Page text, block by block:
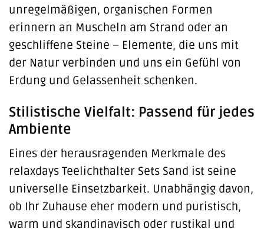
unregelmäßigen, organischen Formen
erinnern an Muscheln am Strand oder an
geschliffene Steine – Elemente, die uns mit
der Natur verbinden und uns ein Gefühl von
Erdung und Gelassenheit schenken.
Stilistische Vielfalt: Passend für jedes
Ambiente
Eines der herausragenden Merkmale des
relaxdays Teelichthalter Sets Sand ist seine
universelle Einsetzbarkeit. Unabhängig davon,
ob Ihr Zuhause eher modern und puristisch,
warm und skandinavisch oder rustikal und